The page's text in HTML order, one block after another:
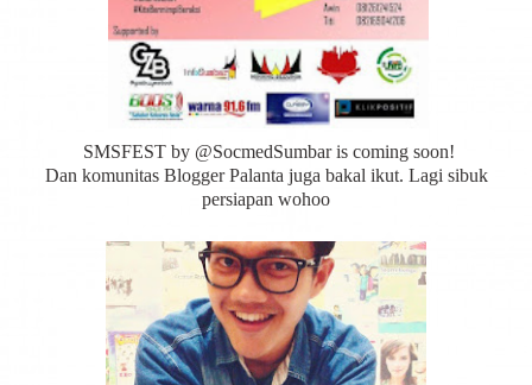
SMSFEST by @SocmedSumbar is coming soon!
Dan komunitas Blogger Palanta juga bakal ikut. Lagi sibuk
persiapan wohoo